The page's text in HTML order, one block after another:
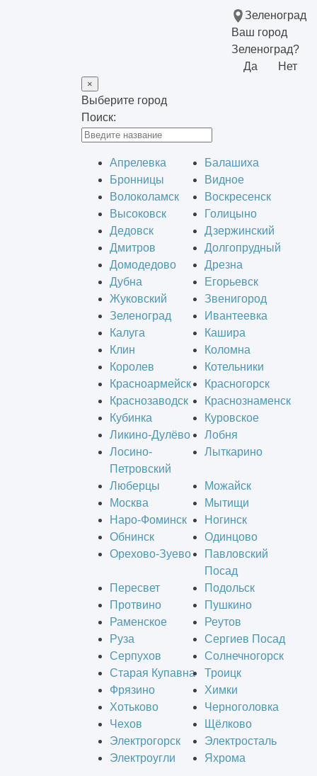
Зеленоград
Ваш город
Зеленоград?
Да
Нет
×
Выберите город
Поиск:
Апрелевка
Балашиха
Бронницы
Видное
Волоколамск
Воскресенск
Высоковск
Голицыно
Дедовск
Дзержинский
Дмитров
Долгопрудный
Домодедово
Дрезна
Дубна
Егорьевск
Жуковский
Звенигород
Зеленоград
Ивантеевка
Калуга
Кашира
Клин
Коломна
Королев
Котельники
Красноармейск
Красногорск
Краснозаводск
Краснознаменск
Кубинка
Куровское
Ликино-Дулёво
Лобня
Лосино-
Петровский
Лыткарино
Люберцы
Можайск
Москва
Мытищи
Наро-Фоминск
Ногинск
Обнинск
Одинцово
Орехово-Зуево
Павловский
Посад
Пересвет
Подольск
Протвино
Пушкино
Раменское
Реутов
Руза
Сергиев Посад
Серпухов
Солнечногорск
Старая Купавна
Троицк
Фрязино
Химки
Хотьково
Черноголовка
Чехов
Щёлково
Электрогорск
Электросталь
Электроугли
Яхрома